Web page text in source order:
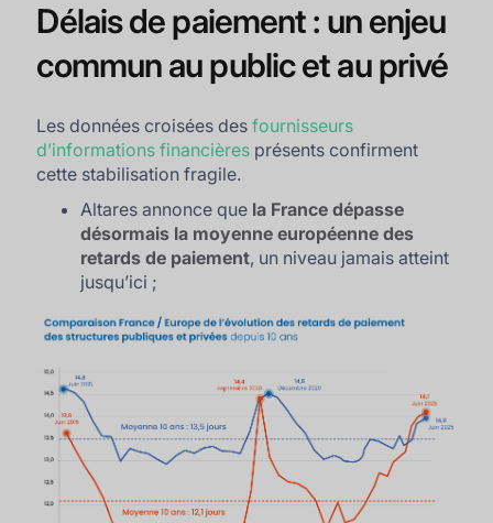
Délais de paiement : un enjeu
commun au public et au privé
Les données croisées desfournisseurs
d’informations financières présents confirment
cette stabilisation fragile.
Altares annonce que la France dépasse
désormais la moyenne européenne des
retards de paiement, un niveau jamais atteint
jusqu’ici ;